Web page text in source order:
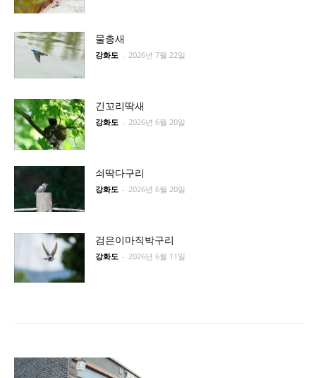
물총새
강화도 - 2026년 7월 22일
긴꼬리딱새
강화도 - 2026년 6월 20일
쇠딱다구리
강화도 - 2026년 6월 20일
검은이마직박구리
강화도 - 2026년 6월 11일